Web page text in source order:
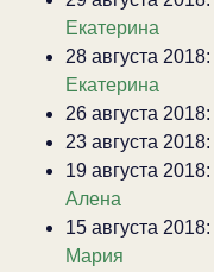
Екатерина
28 августа 2018:
Екатерина
26 августа 2018:
23 августа 2018:
19 августа 2018:
Алена
15 августа 2018:
Мария